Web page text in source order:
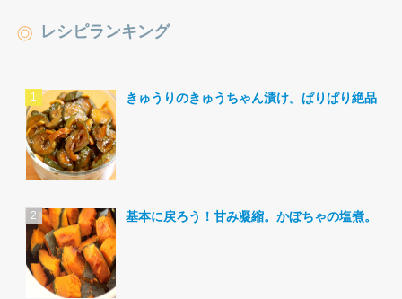
レシピランキング
きゅうりのきゅうちゃん漬け。ぱりぱり絶品。
基本に戻ろう！甘み凝縮。かぼちゃの塩煮。